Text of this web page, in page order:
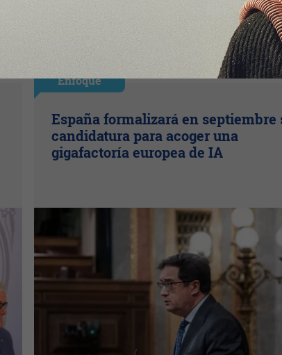
Enfoque
España formalizará en septiembre
candidatura para acoger una
gigafactoría europea de IA